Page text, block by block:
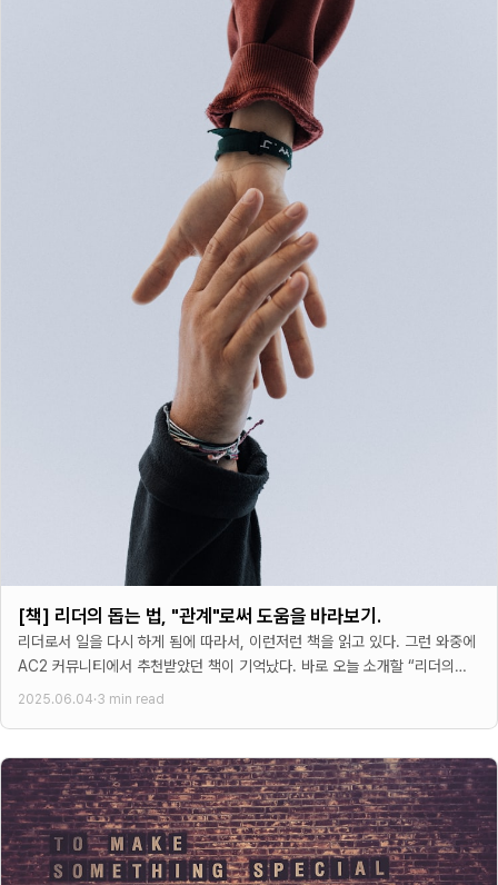
[책] 리더의 돕는 법, "관계"로써 도움을 바라보기.
리더로서 일을 다시 하게 됨에 따라서, 이런저런 책을 읽고 있다. 그런 와중에
AC2 커뮤니티에서 추천받았던 책이 기억났다. 바로 오늘 소개할 “리더의
돕는법”이라는 책이었다.
2025.06.04·3 min read